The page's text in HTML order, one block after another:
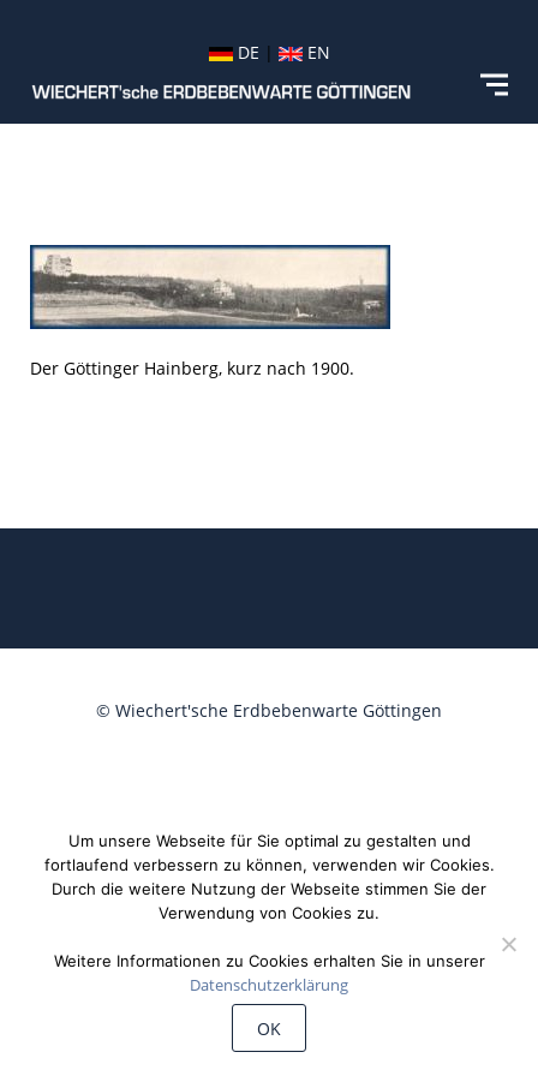
DE | EN
Der Göttinger Hainberg, kurz nach 1900.
© Wiechert'sche Erdbebenwarte Göttingen
Um unsere Webseite für Sie optimal zu gestalten und
fortlaufend verbessern zu können, verwenden wir Cookies.
Durch die weitere Nutzung der Webseite stimmen Sie der
Verwendung von Cookies zu.
Weitere Informationen zu Cookies erhalten Sie in unserer
Datenschutzerklärung
OK